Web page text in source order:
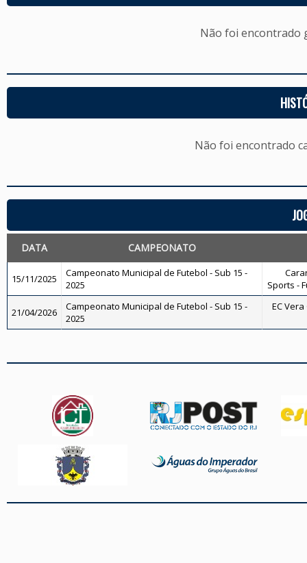
Não foi encontrado
Não foi encontrado
DATA CAMPEONATO
15/11/2025
Campeonato Municipal de Futebol - Sub 15 -
2025
Sports -
21/04/2026
Campeonato Municipal de Futebol - Sub 15 -
2025
EC